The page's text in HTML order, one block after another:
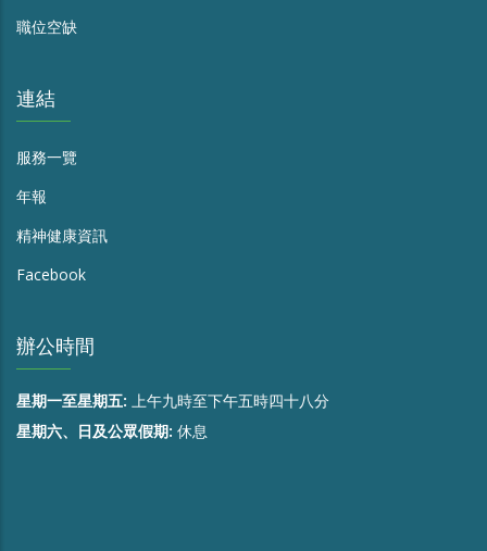
職位空缺
連結
服務一覽
年報
精神健康資訊
Facebook
辦公時間
星期一至星期五: 上午九時至下午五時四十八分
星期六、日及公眾假期: 休息